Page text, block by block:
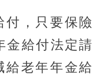
付，只要保險
金給付法定請
給老年年金給